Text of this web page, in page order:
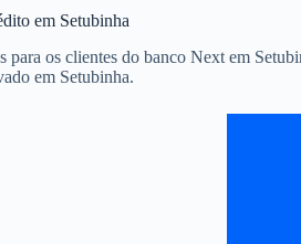
em Setubinha
para os clientes do banco Next em
em Setubinha.